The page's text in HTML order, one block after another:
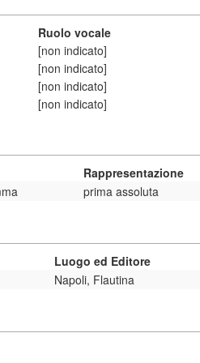
Ruolo vocale
[non indicato]
[non indicato]
[non indicato]
[non indicato]
Rappresentazione
prima assoluta
Luogo ed Editore
Napoli, Flautina